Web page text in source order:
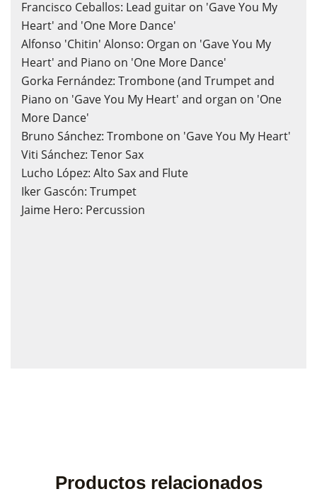
Francisco Ceballos: Lead guitar on 'Gave You My
Heart' and 'One More Dance'
Alfonso 'Chitin' Alonso: Organ on 'Gave You My
Heart' and Piano on 'One More Dance'
Gorka Fernández: Trombone (and Trumpet and
Piano on 'Gave You My Heart' and organ on 'One
More Dance'
Bruno Sánchez: Trombone on 'Gave You My Heart'
Viti Sánchez: Tenor Sax
Lucho López: Alto Sax and Flute
Iker Gascón: Trumpet
Jaime Hero: Percussion
Productos relacionados